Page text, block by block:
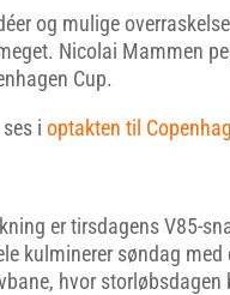
og mulige
Nicolai Mammen
Cup.
i optakten til
er tirsdagens V85-
kulminerer søndag
hvor storløbsdagen